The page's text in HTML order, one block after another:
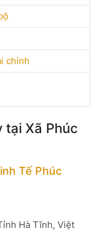
chính
tại Xã Phúc
Tế Phúc
Hà Tĩnh, Việt